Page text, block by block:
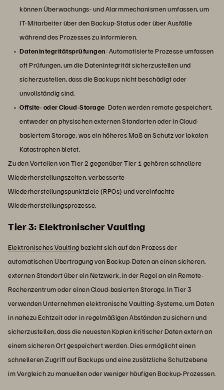
können Überwachungs- und Alarmmechanismen umfassen, um
IT-Mitarbeiter über den Backup-Status oder über Ausfälle
während des Prozesses zu informieren.
Datenintegritätsprüfungen: Automatisierte Prozesse umfassen
oft Prüfungen, um die Datenintegrität sicherzustellen und
sicherzustellen, dass die Backups nicht beschädigt oder
unvollständig sind.
Offsite- oder Cloud-Storage: Daten werden remote gespeichert,
entweder an physischen externen Standorten oder in Cloud-
basiertem Storage, was ein höheres Maß an Schutz vor lokalen
Katastrophen bietet.
Zu den Vorteilen von Tier 2 gegenüber Tier 1 gehören schnellere
Wiederherstellungszeiten, verbesserte
Wiederherstellungspunktziele (RPOs) und vereinfachte
Wiederherstellungsprozesse.
Tier 3: Elektronischer Vaulting
Elektronisches Vaultingbezieht sich auf den Prozess der
automatischen Übertragung von Backup-Daten an einen sicheren,
externen Standort über ein Netzwerk, in der Regel an ein Remote-
Rechenzentrum oder einen Cloud-basierten Storage. In Tier 3
verwenden Unternehmen elektronische Vaulting-Systeme, um Daten
in nahezu Echtzeit oder in regelmäßigen Abständen zu sichern und
sicherzustellen, dass die neuesten Kopien kritischer Daten extern an
einem sicheren Ort gespeichert werden. Dies ermöglicht einen
schnelleren Zugriff auf Backups und eine zusätzliche Schutzebene
im Vergleich zu manuellen oder weniger häufigen Backup-Prozessen.